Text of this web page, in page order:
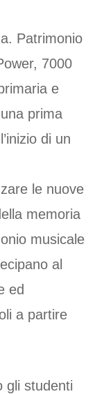
Patrimonio
7000
e
prima
di un
le nuove
memoria
musicale
al
ed
a partire
gli studenti